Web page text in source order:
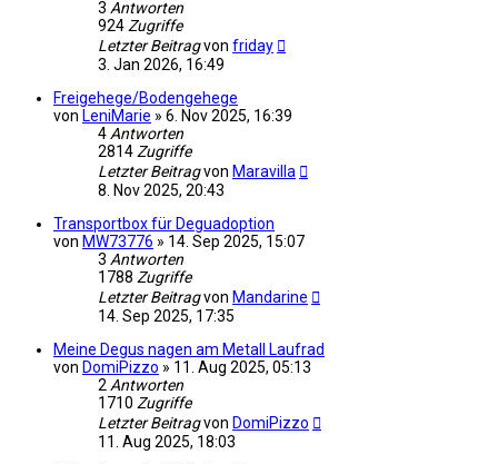
3 Antworten
924 Zugriffe
Letzter Beitragvon friday
3. Jan 2026, 16:49
Freigehege/Bodengehege
von LeniMarie » 6. Nov 2025, 16:39
4 Antworten
2814 Zugriffe
Letzter Beitragvon Maravilla
8. Nov 2025, 20:43
Transportbox für Deguadoption
von MW73776 » 14. Sep 2025, 15:07
3 Antworten
1788 Zugriffe
Letzter Beitragvon Mandarine
14. Sep 2025, 17:35
Meine Degus nagen am Metall Laufrad
von DomiPizzo » 11. Aug 2025, 05:13
2 Antworten
1710 Zugriffe
Letzter Beitragvon DomiPizzo
11. Aug 2025, 18:03